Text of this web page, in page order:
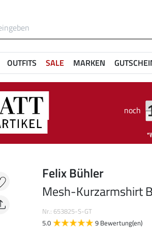
OUTFITS SALE MARKEN
noch
Felix Bühler
Mesh-Kurzarmshirt
Nr.: 653825-S-GT
5.0
9 Bewertung(en)